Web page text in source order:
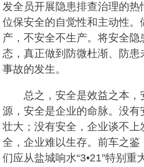
发全员开展隐患排查治理的热
位保安全的自觉性和主动性。
产，不安全不生产。将安全隐
态，真正做到防微杜渐、防患
事故的发生。
总之，安全是效益之本，
源，安全是企业的命脉。没有
壮大；没有安全，企业谈不上
全，企业难以生存。前车之鉴
们应从盐城响水“3•21”特别重